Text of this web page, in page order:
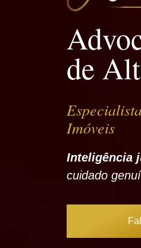
de
Imóveis
Inteligência
cuidado